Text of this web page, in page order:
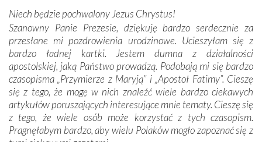
mieliśmy okazję przekonać się, że Maryja swoją opieką
otacza nie tylko nasz naród, lecz wszystkie nacje, które
się Jej ufnie oddają, a także każdą osobę, która zawierza
Jej siebie oraz swych bliskich.
Dzieje Portugalii to również historia wierności Bogu i
odstępstw, także w życiu władców. Trudne momenty w
wymiarze tak osobistym, jak i zbiorowym, przypominają o
konieczności ciągłego zabiegania o własną duszę i o łaskę
Opatrzności. Wierność przynosi pomyślność –
przynajmniej w życiu duchowym. Odstępstwo owocuje
Niech będzie pochwalony Jezus Chrystus!
Szanowny Panie Prezesie, dziękuję bardzo serdecznie za
przesłane mi pozdrowienia urodzinowe. Ucieszyłam się z
bardzo ładnej kartki. Jestem dumna z działalności
apostolskiej, jaką Państwo prowadzą. Podobają mi się bardzo
czasopisma „Przymierze z Maryją” i „Apostoł Fatimy”. Cieszę
się z tego, że mogę w nich znaleźć wiele bardzo ciekawych
artykułów poruszających interesujące mnie tematy. Cieszę się
z tego, że wiele osób może korzystać z tych czasopism.
Pragnęłabym bardzo, aby wielu Polaków mogło zapoznać się z